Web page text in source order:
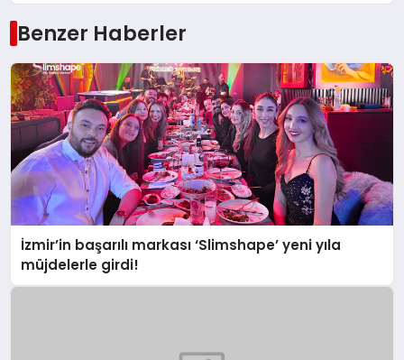
Benzer Haberler
İzmir’in başarılı markası ‘Slimshape’ yeni yıla
müjdelerle girdi!